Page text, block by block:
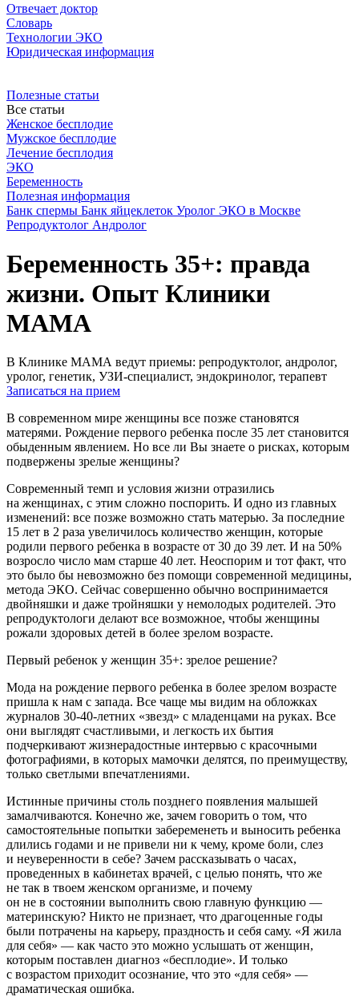
Отвечает доктор
Словарь
Технологии ЭКО
Юридическая информация
Полезные статьи
Все статьи
Женское бесплодие
Мужское бесплодие
Лечение бесплодия
ЭКО
Беременность
Полезная информация
Банк спермы Банк яйцеклеток Уролог ЭКО в Москве
Репродуктолог Андролог
Беременность 35+: правда
жизни. Опыт Клиники
МАМА
В Клинике МАМА ведут приемы: репродуктолог, андролог,
уролог, генетик, УЗИ-специалист, эндокринолог, терапевт
Записаться на прием
В современном мире женщины все позже становятся
матерями. Рождение первого ребенка после 35 лет становится
обыденным явлением. Но все ли Вы знаете о рисках, которым
подвержены зрелые женщины?
Современный темп и условия жизни отразились
на женщинах, с этим сложно поспорить. И одно из главных
изменений: все позже возможно стать матерью. За последние
15 лет в 2 раза увеличилось количество женщин, которые
родили первого ребенка в возрасте от 30 до 39 лет. И на 50%
возросло число мам старше 40 лет. Неоспорим и тот факт, что
это было бы невозможно без помощи современной медицины,
метода ЭКО. Сейчас совершенно обычно воспринимается
двойняшки и даже тройняшки у немолодых родителей. Это
репродуктологи делают все возможное, чтобы женщины
рожали здоровых детей в более зрелом возрасте.
Первый ребенок у женщин 35+: зрелое решение?
Мода на рождение первого ребенка в более зрелом возрасте
пришла к нам с запада. Все чаще мы видим на обложках
журналов 30-40-летних «звезд» с младенцами на руках. Все
они выглядят счастливыми, и легкость их бытия
подчеркивают жизнерадостные интервью с красочными
фотографиями, в которых мамочки делятся, по преимуществу,
только светлыми впечатлениями.
Истинные причины столь позднего появления малышей
замалчиваются. Конечно же, зачем говорить о том, что
самостоятельные попытки забеременеть и выносить ребенка
длились годами и не привели ни к чему, кроме боли, слез
и неуверенности в себе? Зачем рассказывать о часах,
проведенных в кабинетах врачей, с целью понять, что же
не так в твоем женском организме, и почему
он не в состоянии выполнить свою главную функцию —
материнскую? Никто не признает, что драгоценные годы
были потрачены на карьеру, праздность и себя саму. «Я жила
для себя» — как часто это можно услышать от женщин,
которым поставлен диагноз «бесплодие». И только
с возрастом приходит осознание, что это «для себя» —
драматическая ошибка.